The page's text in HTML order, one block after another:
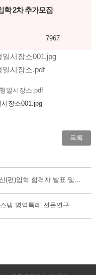
학 2차 추가모집
7967
시장소001.jpg
일시장소.pdf
일시장소.pdf
목록
합격자 발표 및 등록금 납부 안내
병역특례 전문연구요원 채용공고